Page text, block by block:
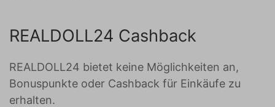
REALDOLL24 Cashback
REALDOLL24 bietet keine Möglichkeiten an,
Bonuspunkte oder Cashback für Einkäufe zu
erhalten.